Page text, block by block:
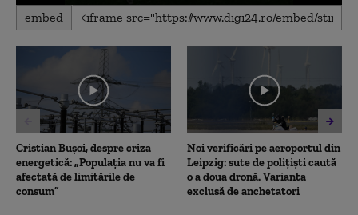
0
seconds
2
minutes,
seconds
embed
Cristian Bușoi, despre criza
energetică: „Populația nu va fi
afectată de limitările de
consum”
Noi verificări pe aeroportul din
Leipzig: sute de polițiști caută
o a doua dronă. Varianta
exclusă de anchetatori